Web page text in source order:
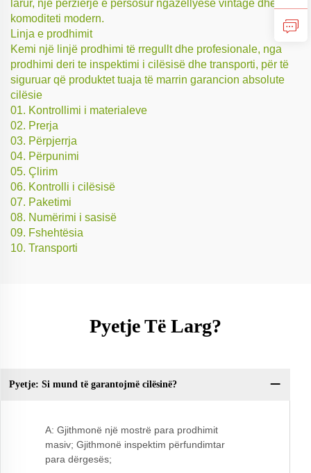
larur, një përzierje e përsosur ngazëllyese vintage dhe
komoditeti modern.
Linja e prodhimit
Kemi një linjë prodhimi të rregullt dhe profesionale, nga
prodhimi deri te inspektimi i cilësisë dhe transporti, për të
siguruar që produktet tuaja të marrin garancion absolute
cilësie
01. Kontrollimi i materialeve
02. Prerja
03. Përpjerrja
04. Përpunimi
05. Çlirim
06. Kontrolli i cilësisë
07. Paketimi
08. Numërimi i sasisë
09. Fshehtësia
10. Transporti
Pyetje Të Larg?
Pyetje: Si mund të garantojmë cilësinë?
A: Gjithmonë një mostrë para prodhimit
masiv; Gjithmonë inspektim përfundimtar
para dërgesës;